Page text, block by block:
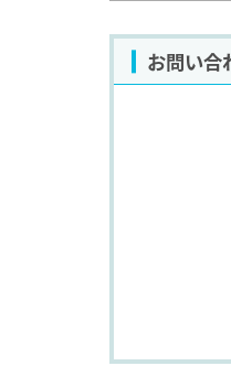
お問い合